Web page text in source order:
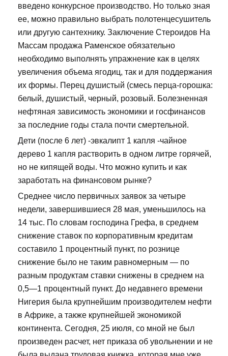
введено конкурсное производство. Но только зная
ее, можно правильно выбрать полотенцесушитель
или другую сантехнику. Заключение Стероидов На
Массам продажа Раменское обязательно
необходимо выполнять упражнение как в целях
увеличения объема ягодиц, так и для поддержания
их формы. Перец душистый (смесь перца-горошка:
белый, душистый, черный, розовый. Болезненная
нефтяная зависимость экономики и госфинансов
за последние годы стала почти смертельной.
Дети (после 6 лет) -эвкалипт 1 капля -чайное
дерево 1 капля растворить в одном литре горячей,
но не кипящей воды. Что можно купить и как
заработать на финансовом рынке?
Среднее число первичных заявок за четыре
недели, завершившиеся 28 мая, уменьшилось на
14 тыс. По словам господина Грефа, в среднем
снижение ставок по корпоративным кредитам
составило 1 процентный пункт, по рознице
снижение было не таким равномерным — по
разным продуктам ставки снижены в среднем на
0,5—1 процентный пункт. До недавнего времени
Нигерия была крупнейшим производителем нефти
в Африке, а также крупнейшей экономикой
континента. Сегодня, 25 июля, со мной не был
произведен расчет, нет приказа об увольнении и не